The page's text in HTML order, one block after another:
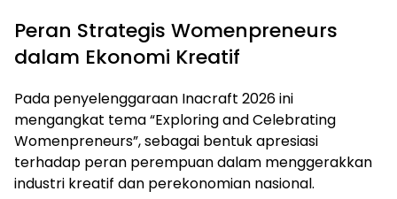
Peran Strategis Womenpreneurs
dalam Ekonomi Kreatif
Pada penyelenggaraan Inacraft 2026 ini
mengangkat tema “Exploring and Celebrating
Womenpreneurs”, sebagai bentuk apresiasi
terhadap peran perempuan dalam menggerakkan
industri kreatif dan perekonomian nasional.